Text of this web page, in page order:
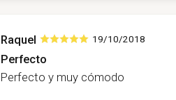
Raquel 19/10/2018
Perfecto
Perfecto y muy cómodo